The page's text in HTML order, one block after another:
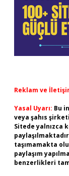
Reklam ve
Yasal Uyarı: Bu
veya şahıs
Sitede yalnızca
taşımamakta
paylaşım
benzerlikleri